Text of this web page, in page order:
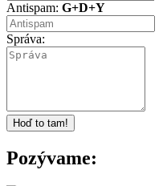
Antispam: G+D+Y
Správa:
Pozývame: